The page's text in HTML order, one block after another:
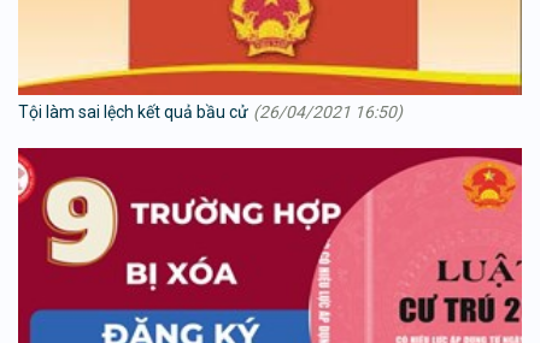
Tội làm sai lệch kết quả bầu cử (26/04/2021 16:50)